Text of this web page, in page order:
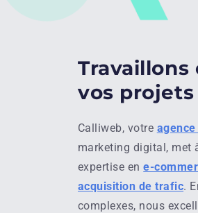
Travaillons
vos
Calliweb, votre
marketing digital, met
expertise ene-
acquisition de trafic.
complexes, nous